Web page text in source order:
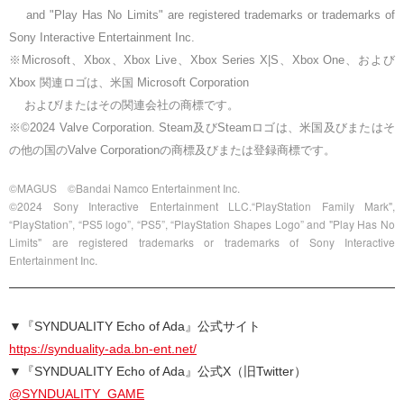
and "Play Has No Limits" are registered trademarks or trademarks of
Sony Interactive Entertainment Inc.
※Microsoft、Xbox、Xbox Live、Xbox Series X|S、Xbox One、および
Xbox 関連ロゴは、米国 Microsoft Corporation
および/またはその関連会社の商標です。
※©2024 Valve Corporation. Steam及びSteamロゴは、米国及びまたはそ
の他の国のValve Corporationの商標及びまたは登録商標です。
©MAGUS ©Bandai Namco Entertainment Inc.
©2024 Sony Interactive Entertainment LLC.“PlayStation Family Mark",
“PlayStation”, “PS5 logo”, “PS5”, “PlayStation Shapes Logo” and "Play Has No
Limits" are registered trademarks or trademarks of Sony Interactive
Entertainment Inc.
▼『SYNDUALITY Echo of Ada』公式サイト
https://synduality-ada.bn-ent.net/
▼『SYNDUALITY Echo of Ada』公式X（旧Twitter）
@SYNDUALITY_GAME